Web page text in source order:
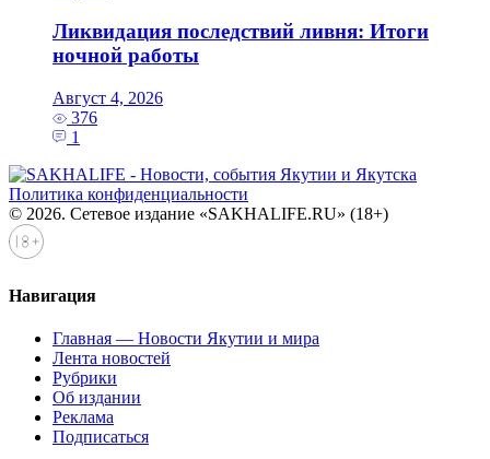
Ликвидация последствий ливня: Итоги
ночной работы
Август 4, 2026
376
1
Политика конфиденциальности
© 2026. Сетевое издание «SAKHALIFE.RU» (18+)
Навигация
Главная — Новости Якутии и мира
Лента новостей
Рубрики
Об издании
Реклама
Подписаться